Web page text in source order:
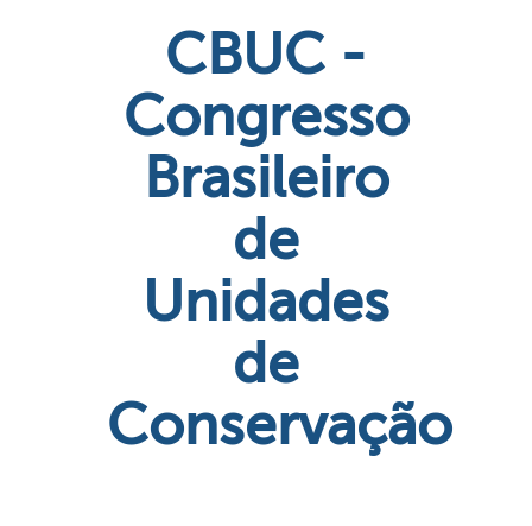
CBUC -
Congresso
Brasileiro
de
Unidades
de
Conservação